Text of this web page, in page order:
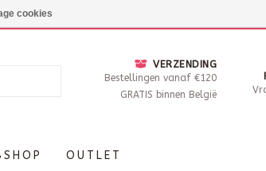
op afspraak, Dinsdag - Zaterdag open van 10 -
VERZENDING
Bestellingen vanaf €120
GRATIS binnen België
OUTLET
cookies